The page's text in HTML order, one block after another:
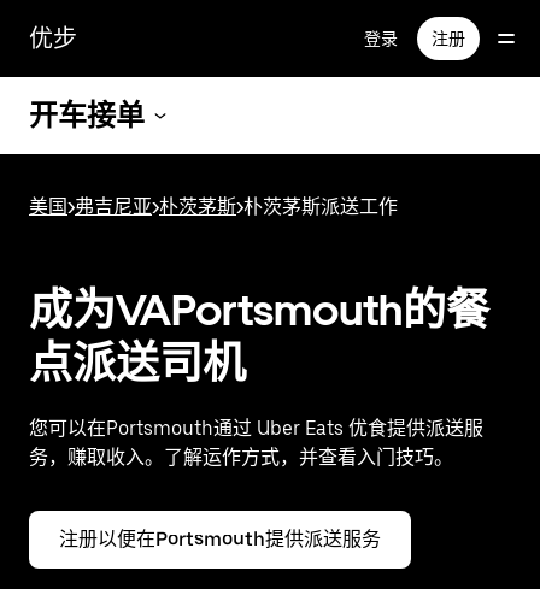
容
优步 登录 注册
开车接单
美国>弗吉尼亚>朴茨茅斯>朴茨茅斯派送工作
成为VAPortsmouth的餐
点派送司机
您可以在Portsmouth通过 Uber Eats 优食提供派送服
务，赚取收入。了解运作方式，并查看入门技巧。
注册以便在Portsmouth提供派送服务